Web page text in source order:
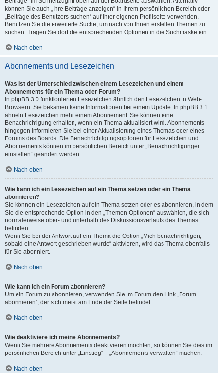
können Sie auch „Ihre Beiträge anzeigen“ in Ihrem persönlichen Bereich oder
„Beiträge des Benutzers suchen“ auf Ihrer eigenen Profilseite verwenden.
Benutzen Sie die erweiterte Suche, um nach von Ihnen erstellen Themen zu
suchen. Tragen Sie dort die entsprechenden Optionen in die Suchmaske ein.
Nach oben
Abonnements und Lesezeichen
Was ist der Unterschied zwischen einem Lesezeichen und einem
Abonnements für ein Thema oder Forum?
In phpBB 3.0 funktionierten Lesezeichen ähnlich den Lesezeichen in Web-
Browsern: Sie bekamen keine Informationen bei einem Update. In phpBB 3.1
ähneln Lesezeichen mehr einem Abonnement: Sie können eine
Benachrichtigung erhalten, wenn ein Thema aktualisiert wird. Abonnements
hingegen informieren Sie bei einer Aktualisierung eines Themas oder eines
Forums des Boards. Die Benachrichtigungsoptionen für Lesezeichen und
Abonnements können im persönlichen Bereich unter „Benachrichtigungen
einstellen“ geändert werden.
Nach oben
Wie kann ich ein Lesezeichen auf ein Thema setzen oder ein Thema
abonnieren?
Sie können ein Lesezeichen auf ein Thema setzen oder es abonnieren, in dem
Sie die entsprechende Option in den „Themen-Optionen“ auswählen, die sich
normalerweise ober- und unterhalb des Diskussionsverlaufs des Themas
befinden.
Wenn Sie bei der Antwort auf ein Thema die Option „Mich benachrichtigen,
sobald eine Antwort geschrieben wurde“ aktivieren, wird das Thema ebenfalls
für Sie abonniert.
Nach oben
Wie kann ich ein Forum abonnieren?
Um ein Forum zu abonnieren, verwenden Sie im Forum den Link „Forum
abonnieren“, der sich meist am Ende der Seite befindet.
Nach oben
Wie deaktiviere ich meine Abonnements?
Wenn Sie mehrere Abonnements deaktivieren möchten, so können Sie dies im
persönlichen Bereich unter „Einstieg“ – „Abonnements verwalten“ machen.
Nach oben